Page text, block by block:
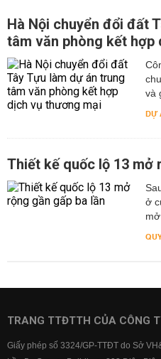
Hà Nội chuyển đổi đất
tâm văn phòng kết hợp
và
DỰ
Thiết kế quốc lộ 13 mở
ở
TRANG TTĐTTH CỦA CÔNG
Giấy phép số 3324/GP-TTĐT do Sở